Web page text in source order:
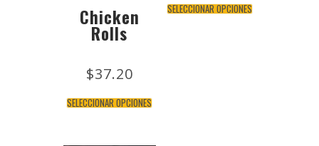
Chicken
Rolls
$37.20
SELECCIONAR OPCIONES
SELECCIONAR OPCIONES